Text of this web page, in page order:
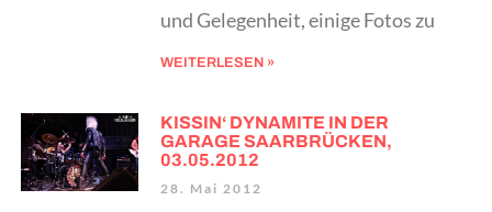
und Gelegenheit, einige Fotos zu
WEITERLESEN »
KISSIN‘ DYNAMITE IN DER
GARAGE SAARBRÜCKEN,
03.05.2012
28. Mai 2012